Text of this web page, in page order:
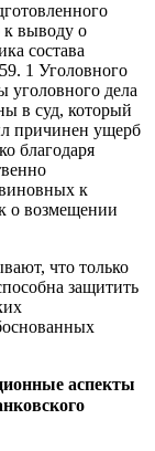
выводу о
состава
1 Уголовного
уголовного дела
в суд, который
причинен ущерб
благодаря
к
о возмещении
что только
защитить
аспекты